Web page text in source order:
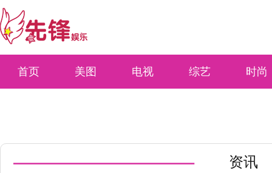
首页 美图 电视 综艺 时尚
资讯